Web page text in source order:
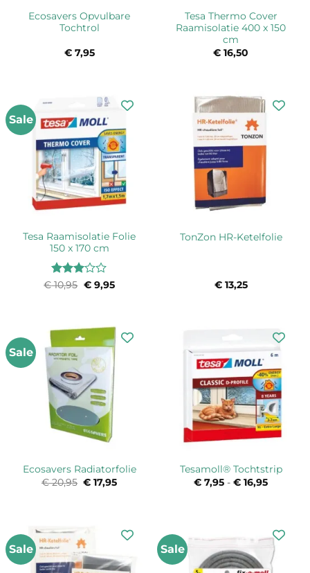
Ecosavers Opvulbare
Tochtrol
€7,95
Tesa Thermo Cover
Raamisolatie 400 x 150
cm
€ 16,50
Sale
Tesa Raamisolatie Folie
150 x 170 cm
Waardering
€10,95 Oorspronkelijke
prijs
€9,95Huidige
TonZon HR-Ketelfolie
€13,25
Sale
Ecosavers Radiatorfolie
€20,95 Oorspronkelijke
prijs
€ 17,95
Tesamoll® Tochtstrip
€ 7,95 - € 16,95
Sale Sale